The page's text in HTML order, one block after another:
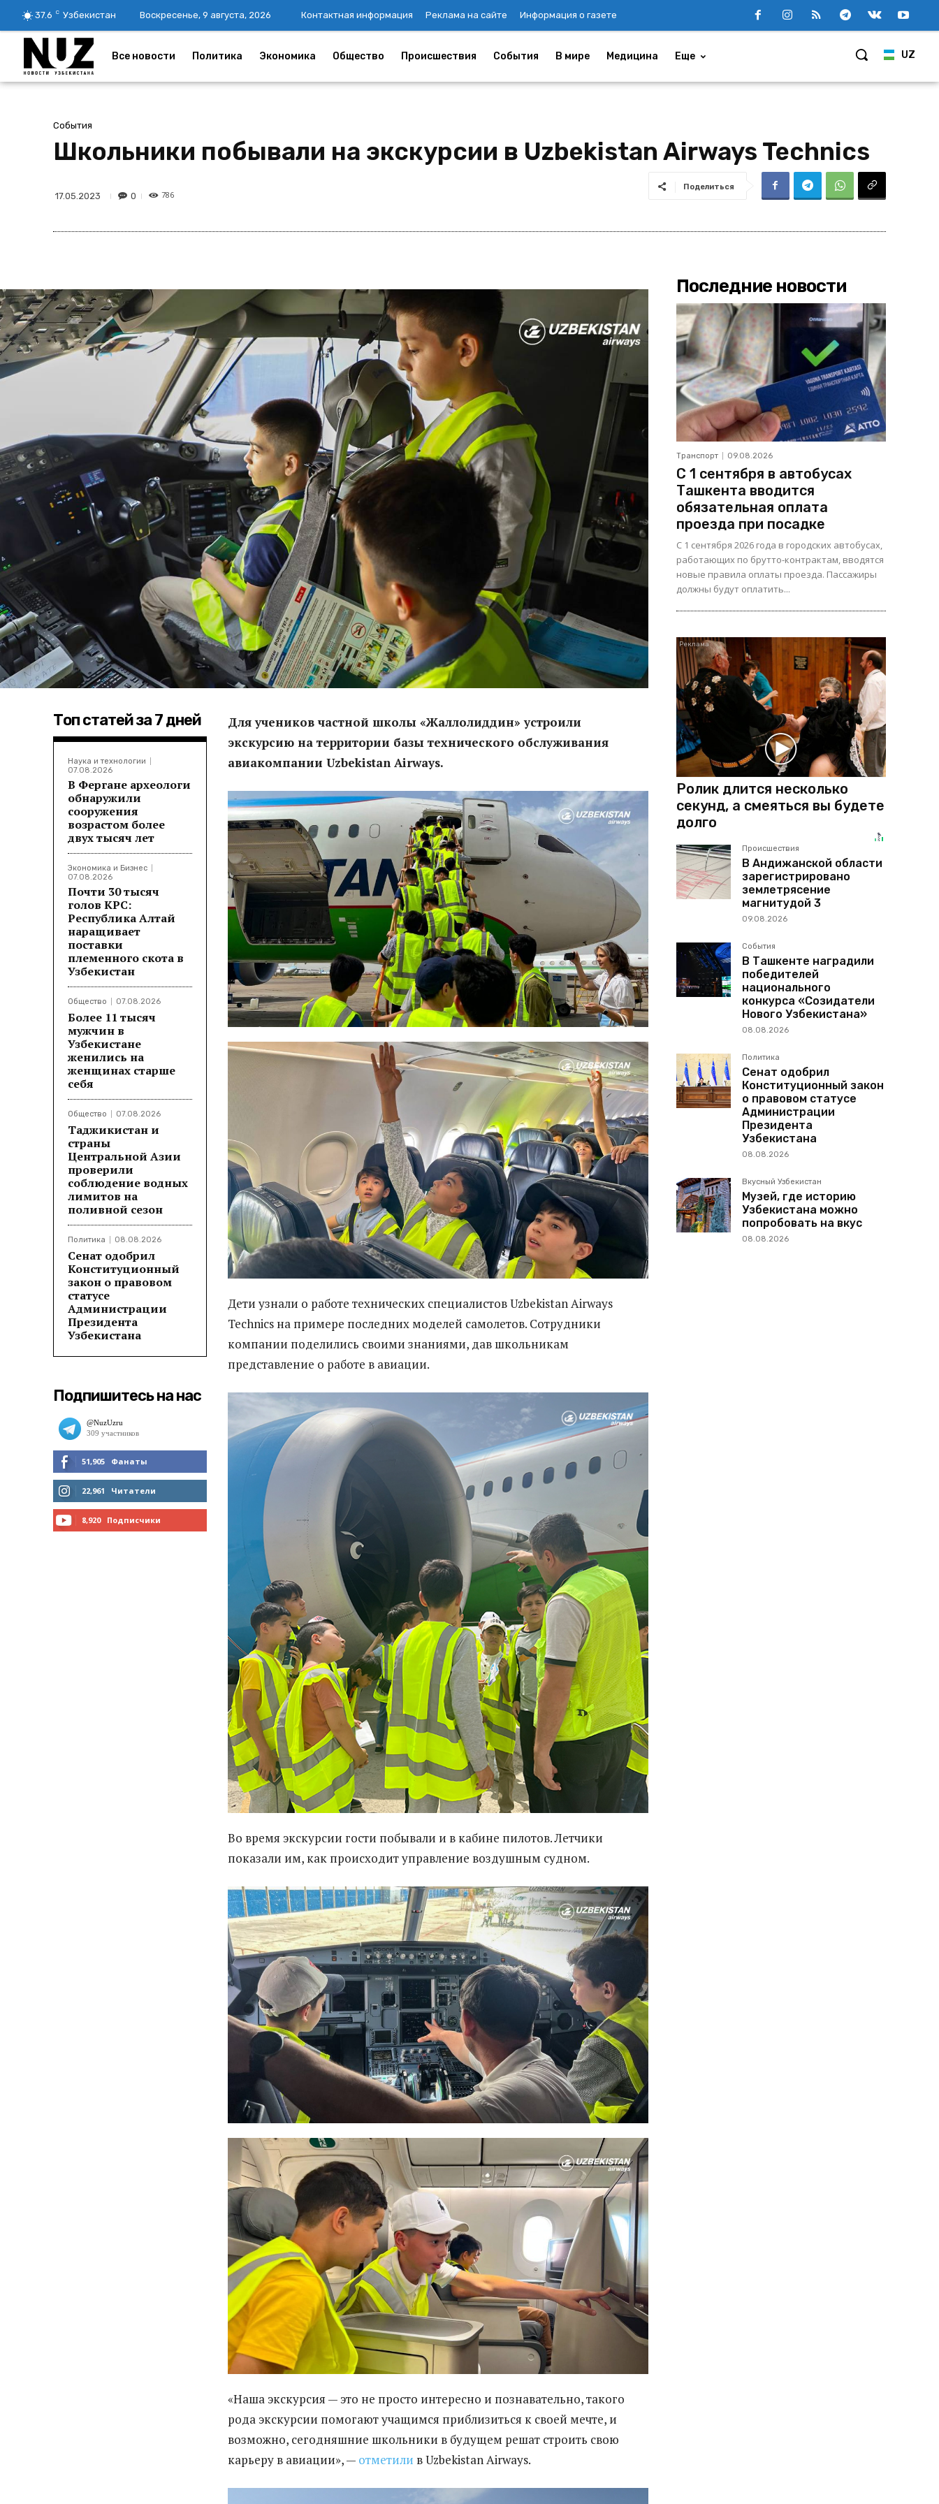
37.6 C Узбекистан Воскресенье, 9 августа, 2026 Контактная информация Реклама на сайте Информация о газете
UZ
Все новости Политика Экономика Общество Происшествия События В мире Медицина Еще
События
Школьники побывали на экскурсии в Uzbekistan Airways Technics
17.05.2023 0 786
Поделиться
Топ статей за 7 дней
Наука и технологии
07.08.2026
В Фергане археологи
обнаружили
сооружения
возрастом более
двух тысяч лет
Экономика и Бизнес
07.08.2026
Почти 30 тысяч
голов КРС:
Республика Алтай
наращивает
поставки
племенного скота в
Узбекистан
Общество 07.08.2026
Более 11 тысяч
мужчин в
Узбекистане
женились на
женщинах старше
себя
Общество 07.08.2026
Таджикистан и
страны
Центральной Азии
проверили
соблюдение водных
лимитов на
поливной сезон
Политика 08.08.2026
Сенат одобрил
Конституционный
закон о правовом
статусе
Администрации
Президента
Узбекистана
Подпишитесь на нас
51,905 Фанаты
МНЕ НРАВИТСЯ
22,961 Читатели
8,920 Подписчики
Для учеников частной школы «Жаллолиддин» устроили
экскурсию на территории базы технического обслуживания
авиакомпании Uzbekistan Airways.
Дети узнали о работе технических специалистов Uzbekistan Airways
Technics на примере последних моделей самолетов. Сотрудники
компании поделились своими знаниями, дав школьникам
представление о работе в авиации.
Во время экскурсии гости побывали и в кабине пилотов. Летчики
показали им, как происходит управление воздушным судном.
«Наша экскурсия — это не просто интересно и познавательно, такого
рода экскурсии помогают учащимся приблизиться к своей мечте, и
возможно, сегодняшние школьники в будущем решат строить свою
карьеру в авиации», — отметили в Uzbekistan Airways.
Последние новости
Транспорт 09.08.2026
С 1 сентября в автобусах
Ташкента вводится
обязательная оплата
проезда при посадке
С 1 сентября 2026 года в городских автобусах,
работающих по брутто-контрактам, вводятся
новые правила оплаты проезда. Пассажиры
должны будут оплатить...
Ролик длится несколько
секунд, а смеяться вы будете
долго
Происшествия
В Андижанской области
зарегистрировано
землетрясение
магнитудой 3
09.08.2026
События
В Ташкенте наградили
победителей
национального
конкурса «Созидатели
Нового Узбекистана»
08.08.2026
Политика
Сенат одобрил
Конституционный закон
о правовом статусе
Администрации
Президента
Узбекистана
08.08.2026
Вкусный Узбекистан
Музей, где историю
Узбекистана можно
попробовать на вкус
08.08.2026